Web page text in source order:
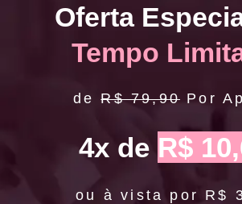
Oferta
Tempo
deR$ 79,90 Por
4x de R$
ou à vista por R$